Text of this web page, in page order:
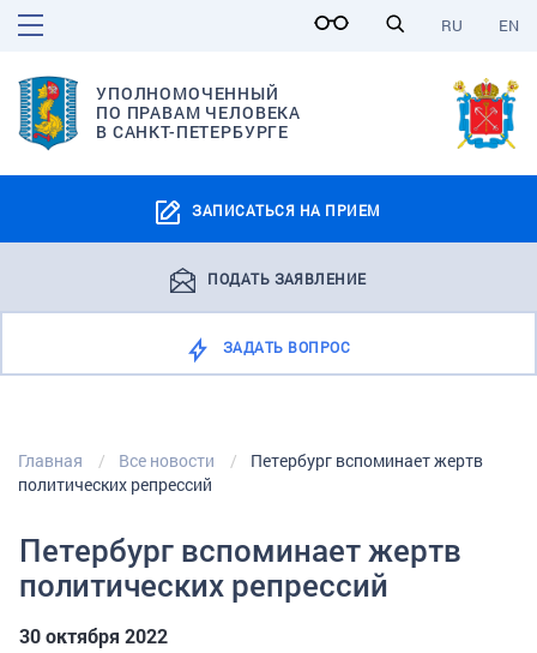
EN
RU
УПОЛНОМОЧЕННЫЙ
ПО ПРАВАМ ЧЕЛОВЕКА
В САНКТ-ПЕТЕРБУРГЕ
ЗАПИСАТЬСЯ НА ПРИЕМ
ПОДАТЬ ЗАЯВЛЕНИЕ
ЗАДАТЬ ВОПРОС
Главная Все новости
Петербург вспоминает жертв
политических репрессий
Петербург вспоминает жертв
политических репрессий
30 октября 2022